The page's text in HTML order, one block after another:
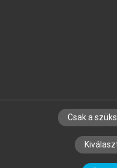
SZERZŐKNEK
SZERKESZTÉSI
Csak a